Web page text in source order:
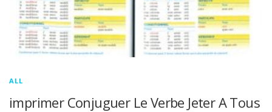
ALL
imprimer Conjuguer Le Verbe Jeter A Tous